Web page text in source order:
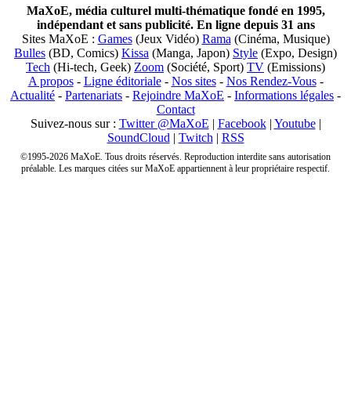
MaXoE, média culturel multi-thématique fondé en 1995,
indépendant et sans publicité. En ligne depuis 31 ans
Sites MaXoE : Games(Jeux Vidéo) Rama (Cinéma, Musique)
Bulles (BD, Comics) Kissa (Manga, Japon) Style (Expo, Design)
Tech (Hi-tech, Geek) Zoom (Société, Sport) TV (Emissions)
A propos- Ligne éditoriale- Nos sites- Nos Rendez-Vous-
Actualité - Partenariats - Rejoindre MaXoE - Informations légales -
Contact
Suivez-nous sur : Twitter @MaXoE | Facebook| Youtube|
SoundCloud | Twitch | RSS
©1995-2026 MaXoE. Tous droits réservés. Reproduction interdite sans autorisation
préalable. Les marques citées sur MaXoE appartiennent à leur propriétaire respectif.